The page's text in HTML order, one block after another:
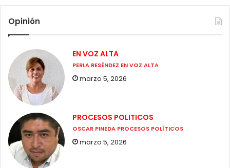
Opinión
EN VOZ ALTA
PERLA RESÉNDEZ EN VOZ ALTA
marzo 5, 2026
PROCESOS POLITICOS
OSCAR PINEDA PROCESOS POLÍTICOS
marzo 5, 2026